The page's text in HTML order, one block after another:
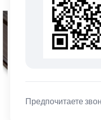
Предпочитаете